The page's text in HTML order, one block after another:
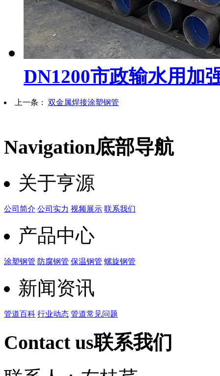
DN1200市政输水用加
上一条： 双金属焊接涂塑钢管
Navigation底部导航
关于亨源
公司简介 公司实力 视频展示 联系我们
产品中心
涂塑钢管 防腐钢管 保温钢管 螺旋钢管
新闻资讯
管道百科 行业动态 管道常见问题
Contact us联系我们